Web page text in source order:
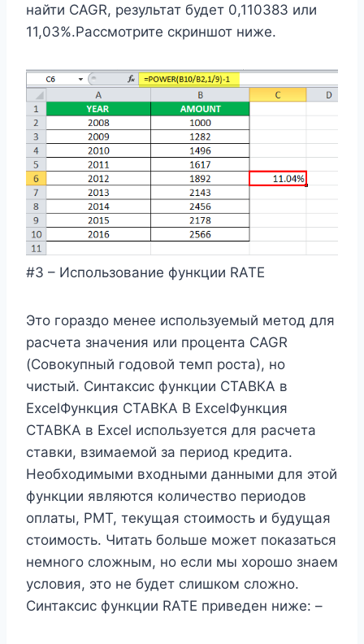
найти CAGR, результат будет 0,110383 или
11,03%.Рассмотрите скриншот ниже.
#3 – Использование функции RATE
Это гораздо менее используемый метод для
расчета значения или процента CAGR
(Совокупный годовой темп роста), но
чистый. Синтаксис функции СТАВКА в
ExcelФункция СТАВКА В ExcelФункция
СТАВКА в Excel используется для расчета
ставки, взимаемой за период кредита.
Необходимыми входными данными для этой
функции являются количество периодов
оплаты, PMT, текущая стоимость и будущая
стоимость. Читать больше может показаться
немного сложным, но если мы хорошо знаем
условия, это не будет слишком сложно.
Синтаксис функции RATE приведен ниже: –